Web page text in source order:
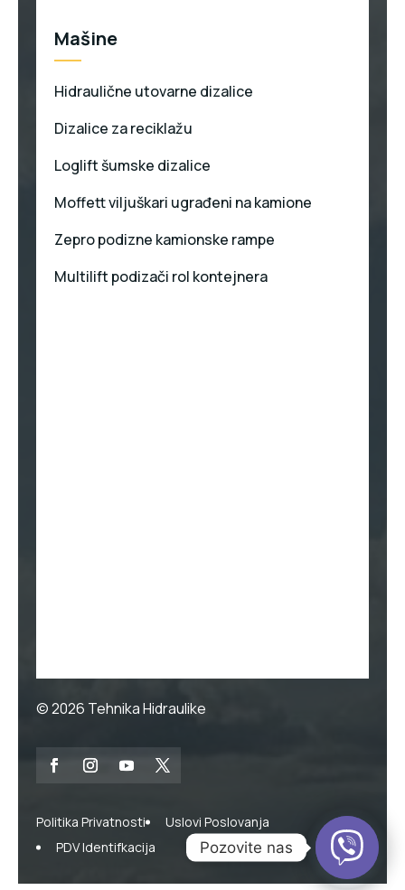
Mašine
Hidraulične utovarne dizalice
Dizalice za reciklažu
Loglift šumske dizalice
Moffett viljuškari ugrađeni na kamione
Zepro podizne kamionske rampe
Multilift podizači rol kontejnera
© 2026 Tehnika Hidraulike
Politika Privatnosti
Uslovi Poslovanja
PDV Identifkacija
Pozovite nas